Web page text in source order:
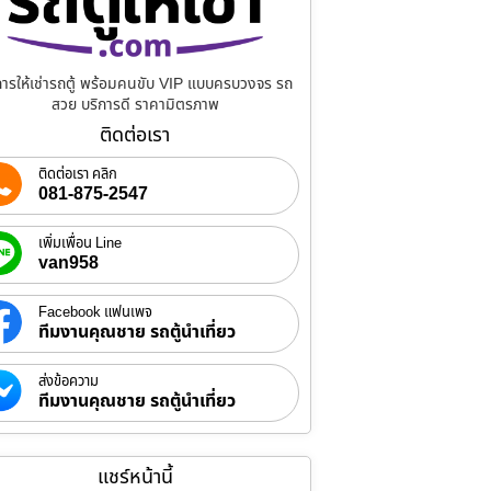
รให้เช่ารถตู้ พร้อมคนขับ VIP แบบครบวงจร รถ
สวย บริการดี ราคามิตรภาพ
ติดต่อเรา
ติดต่อเรา คลิก
081-875-2547
เพิ่มเพื่อน Line
van958
Facebook แฟนเพจ
ทีมงานคุณชาย รถตู้นำเที่ยว
ส่งข้อความ
ทีมงานคุณชาย รถตู้นำเที่ยว
แชร์หน้านี้